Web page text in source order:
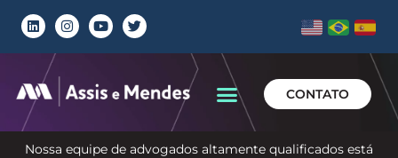
CONTATO
Nossa equipe de advogados altamente qualificados está